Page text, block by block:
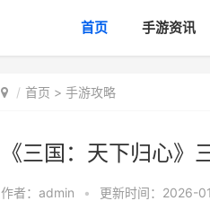
首页 手游资讯
首页 > 手游攻略
《三国：天下归心
作者： admin • 更新时间：2026-